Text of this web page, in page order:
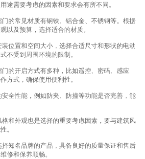
途需要考虑的因素和要求会有所不同。
的常见材质有钢铁、铝合金、不锈钢等。根据
以及预算，选择适合的材质。
位置和空间大小，选择合适尺寸和形状的电动
不受到周围环境的限制。
的开启方式有多种，比如遥控、密码、感应
方式，确保使用便利性。
全性能，例如防夹、防撞等功能是否完善，能
和外观也是选择的重要考虑因素，要与建筑风
。
知名品牌的产品，具备良好的质量保证和售后
修和保养顺畅。